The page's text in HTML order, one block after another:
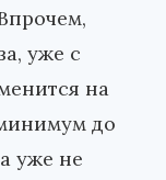
уже с
на
до
уже не